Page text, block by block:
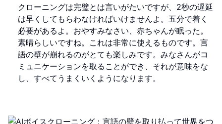
クローニングは完璧とは言いがたいですが、2秒の遅延
は早くしてもらわなければいけませんよ。五分で着く
必要があるよ。おやすみなさい、赤ちゃんが眠った。
素晴らしいですね。これは非常に使えるものです。言
語の壁が崩れるのがとても楽しみです。みなさんがコ
ミュニケーションを取ることができ、それが意味をな
し、すべてうまくいくようになります。